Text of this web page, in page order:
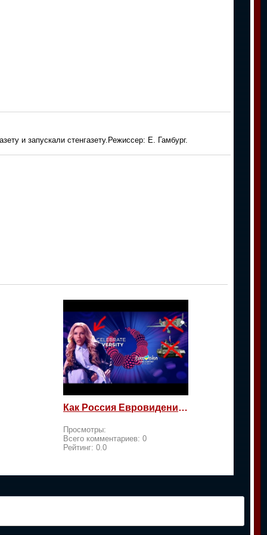
и запускали стенгазету.Режиссер: Е. Гамбург.
Как Россия Евровидение на жалость берет
Просмотры:
Всего комментариев: 0
Рейтинг: 0.0